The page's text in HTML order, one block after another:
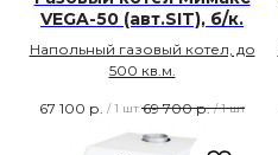
VEGA-50 (авт.SIT), б/к.
Напольный газовый котел, до
500 кв.м.
67 100 р. / 1 шт 69 700 р. / 1 шт